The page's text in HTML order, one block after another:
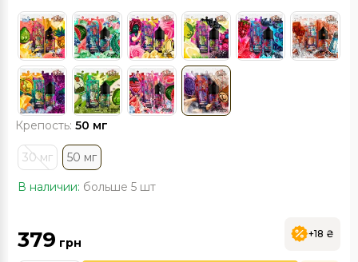
Крепость: 50 мг
30 мг 50 мг
В наличии: больше 5 шт
379 грн
+18 ₴